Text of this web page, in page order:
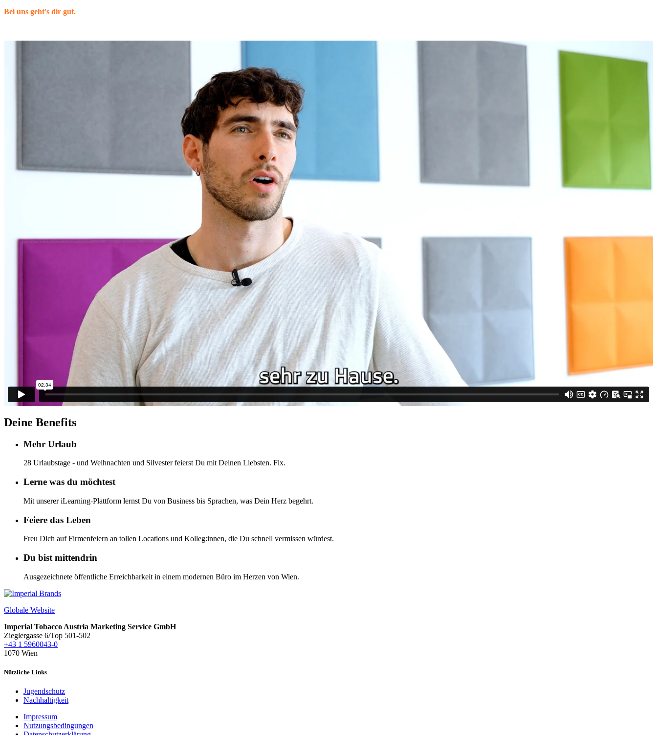
Bei uns geht's dir gut.
Deine Benefits
Mehr Urlaub
28 Urlaubstage - und Weihnachten und Silvester feierst Du mit Deinen Liebsten. Fix.
Lerne was du möchtest
Mit unserer iLearning-Plattform lernst Du von Business bis Sprachen, was Dein Herz begehrt.
Feiere das Leben
Freu Dich auf Firmenfeiern an tollen Locations und Kolleg:innen, die Du schnell vermissen würdest.
Du bist mittendrin
Ausgezeichnete öffentliche Erreichbarkeit in einem modernen Büro im Herzen von Wien.
Globale Website
Imperial Tobacco Austria Marketing Service GmbH
Zieglergasse 6/Top 501-502
+43 1 5960043-0
1070 Wien
Nützliche Links
Jugendschutz
Nachhaltigkeit
Impressum
Nutzungsbedingungen